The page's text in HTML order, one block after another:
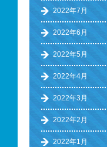
2022年7月
2022年6月
2022年5月
2022年4月
2022年3月
2022年2月
2022年1月